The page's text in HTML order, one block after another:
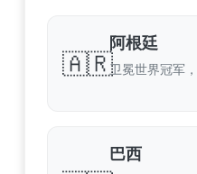
🇦🇷
阿根廷
卫冕世界冠军
巴西